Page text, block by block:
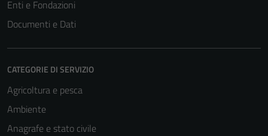
Enti e Fondazioni
Documenti e Dati
CATEGORIE DI SERVIZIO
Agricoltura e pesca
Ambiente
Anagrafe e stato civile